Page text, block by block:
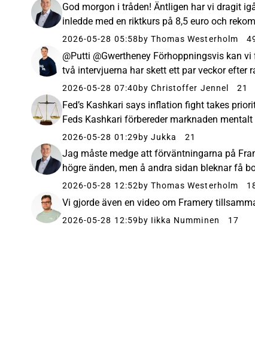
God morgon i tråden! Äntligen har vi dragit
inledde med en riktkurs på 8,5 euro och
2026-05-28 05:58 by Thomas Westerholm
@Putti @Gwertheney Förhoppningsvis kan
två intervjuerna har skett ett par veckor efter
2026-05-28 07:40 by Christoffer Jennel 21
Fed’s Kashkari says inflation fight takes
Feds Kashkari förbereder marknaden mentalt
2026-05-28 01:29 by Jukka 21
Jag måste medge att förväntningarna på
högre änden, men å andra sidan bleknar få
2026-05-28 12:52by Thomas Westerholm
Vi gjorde även en video om Framery
2026-05-28 12:59 by Iikka Numminen 17